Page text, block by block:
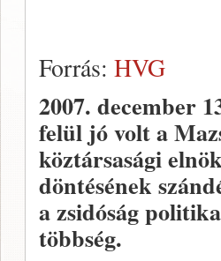
Forrás: HVG
2007. december
felül jó volt a
köztársasági
döntésének
a zsidóság
többség.